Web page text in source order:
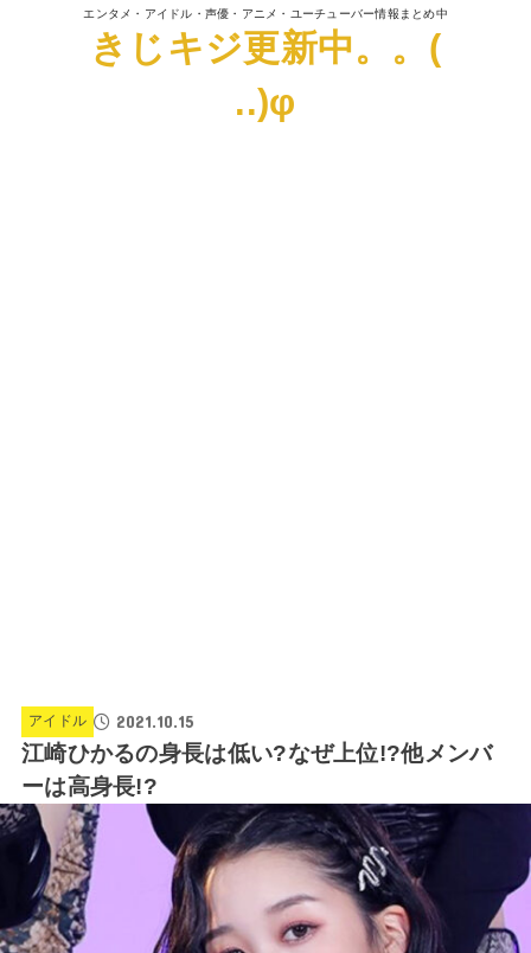
エンタメ・アイドル・声優・アニメ・ユーチューバー情報まとめ中
きじキジ更新中。。(
..)φ
アイドル 2021.10.15
江崎ひかるの身長は低い?なぜ上位!?他メンバ
ーは高身長!?